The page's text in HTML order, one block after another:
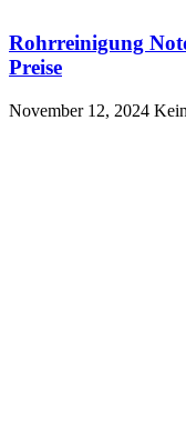
Rohrreinigung
Preise
November 12, 2024